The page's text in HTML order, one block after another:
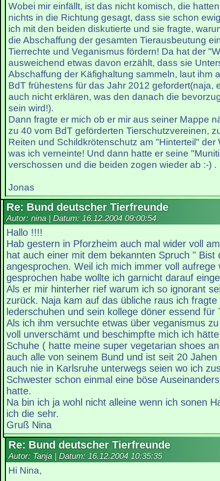
Wobei mir einfällt, ist das nicht komisch, die
nichts in die Richtung gesagt, dass sie schon
ich mit den beiden diskutierte und sie fragte,
die Abschaffung der gesamten Tierausbeutung
Tierrechte und Veganismus fördern! Da hat der
ausweichend etwas davon erzählt, dass sie
Abschaffung der Käfighaltung sammeln, laut ihm
BdT frühestens für das Jahr 2012 gefordert(naja,
auch nicht erklären, was den danach die
sein wird!).
Dann fragte er mich ob er mir aus seiner Mappe
zu 40 vom BdT geförderten Tierschutzvereinen,
Reiten und Schildkrötenschutz am "Hinterteil" der
was ich verneinte! Und dann hatte er seine
verschossen und die beiden zogen wieder ab :-) .
Jonas
Re: Bund deutscher Tierfreunde
Autor: nina | Datum: 16.12.2004 09:00:54
Hallo !!!!
Hab gestern in Pforzheim auch mal wider voll
hat auch einer mit dem bekannten Spruch " Bist
angesprochen. Weil ich mich immer voll aufrege
gesprochen habe wollte ich garnicht darauf
Als er mir hinterher rief warum ich so ignorant
zurück. Naja kam auf das übliche raus ich
lederschuhen und sein kollege döner essend für
Als ich ihm versuchte etwas über veganismus
voll unverschämt und beschimpfte mich ich
Schuhe ( hatte meine super vegetarian shoes
auch alle von seinem Bund und ist seit 20
auch nie in Karlsruhe unterwegs seien wo ich
Schwester schon einmal eine böse
hatte.
Na bin ich ja wohl nicht alleine wenn ich sonen
ich die sehr.
Gruß Nina
Re: Bund deutscher Tierfreunde
Autor: Tanja | Datum: 16.12.2004 10:35:35
Hi Nina,